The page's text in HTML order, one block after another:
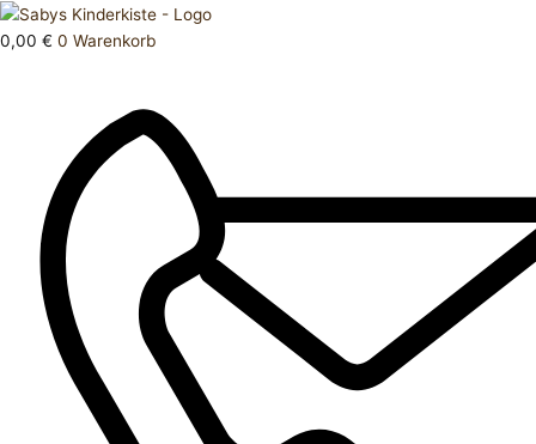
Zum
Inhalt
0,00 € 0 Warenkorb
Products
search
Oberteil
104